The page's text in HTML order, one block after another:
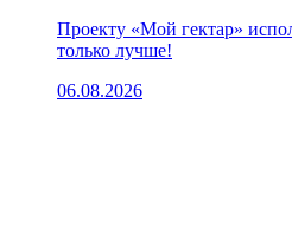
Проекту «Мой гектар»
только лучше!
06.08.2026